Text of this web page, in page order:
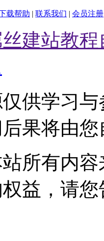
载帮助 | 联系我们 | 会员注册
丝建站教
供学习
果将由
所有内
益，请